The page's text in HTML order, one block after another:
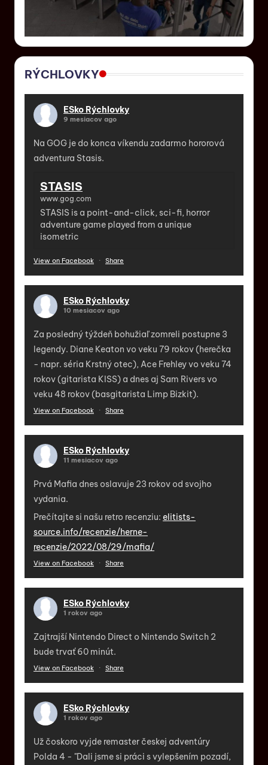
RÝCHLOVKY
ESko Rýchlovky
9 mesiacov ago
Na GOG je do konca víkendu zadarmo hororová
adventura Stasis.
STASIS
www.gog.com
STASIS is a point-and-click, sci-fi, horror
adventure game played from a unique
isometric
View on Facebook · Share
ESko Rýchlovky
10 mesiacov ago
Za posledný týždeň bohužiaľ zomreli postupne 3
legendy. Diane Keaton vo veku 79 rokov (herečka
- napr. séria Krstný otec), Ace Frehley vo veku 74
rokov (gitarista KISS) a dnes aj Sam Rivers vo
veku 48 rokov (basgitarista Limp Bizkit).
View on Facebook · Share
ESko Rýchlovky
11 mesiacov ago
Prvá Mafia dnes oslavuje 23 rokov od svojho
vydania.
Prečítajte si našu retro recenziu: elitists-
source.info/recenzie/herne-
recenzie/2022/08/29/mafia/
View on Facebook · Share
ESko Rýchlovky
1 rokov ago
Zajtrajší Nintendo Direct o Nintendo Switch 2
bude trvať 60 minút.
View on Facebook · Share
ESko Rýchlovky
1 rokov ago
Už čoskoro vyjde remaster českej adventúry
Polda 4 - "Dali jsme si práci s vylepšením pozadí,